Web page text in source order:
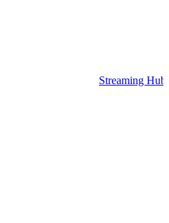
Streaming Hub